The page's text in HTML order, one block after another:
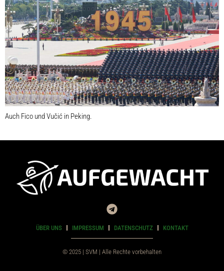
Auch Fico und Vučić in Peking.
ÜBER UNS IMPRESSUM DATENSCHUTZ KONTAKT
© 2025 | SVM | Alle Rechte vorbehalten